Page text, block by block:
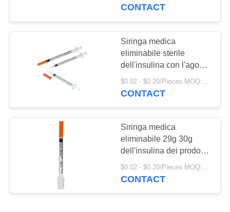
UNA
CITAZIONE
MAPPA
SITO
PRIVACY
Gauze Roll
assorbente
16
CONTACT
Siringa medica
eliminabile sterile
dell'insulina con l'ago
fisso
CONTACT
Siringa medica
eliminabile 29g 30g
dell'insulina dei prodotti
di iso del CE con il
pacchetto di bolla del
$0.02 - $0.20/Pieces MOQ:100000 pezzi
CONTACT